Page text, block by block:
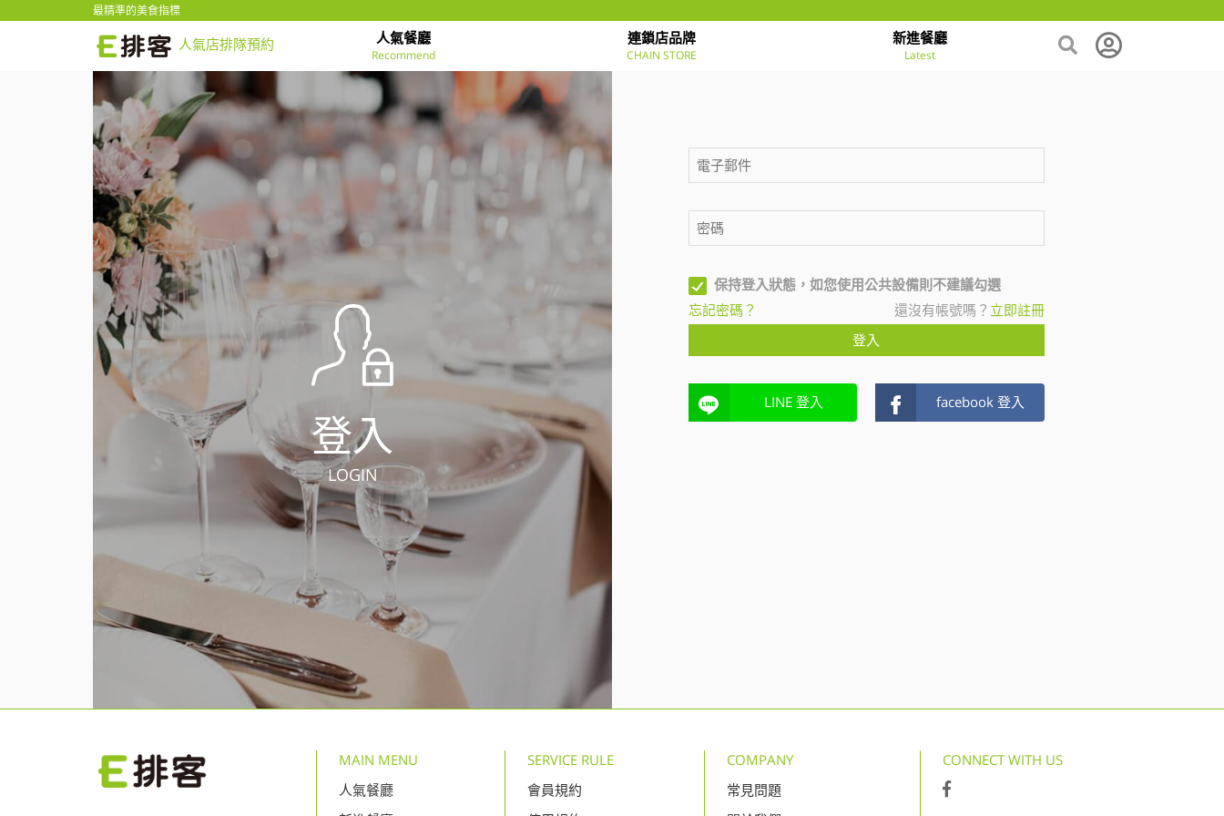
最精準的美食指標
人氣店排隊預約 人氣餐廳
Recommend
連鎖店品牌
CHAIN STORE
新進餐廳
Latest
登入
LOGIN
保持登入狀態，如您使用公共設備則不建議勾選
忘記密碼？
還沒有帳號嗎？ 立即註冊
登入
LINE 登入 facebook 登入
MAIN MENU
人氣餐廳
SERVICE RULE
會員規約
COMPANY
常見問題
CONNECT WITH US